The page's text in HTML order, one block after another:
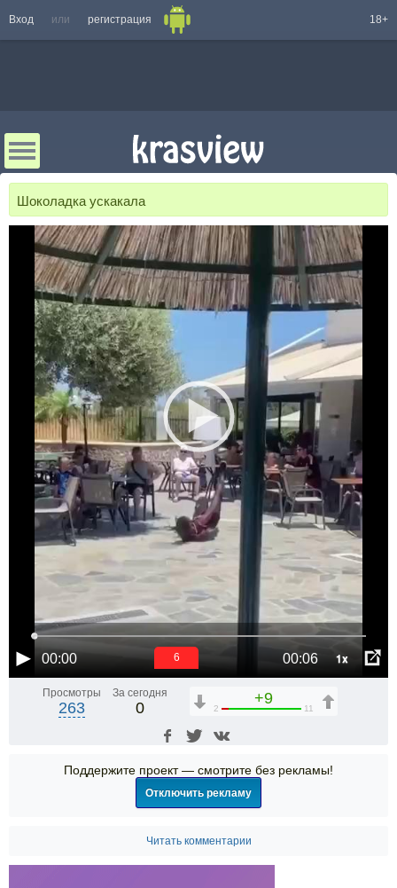
Вход или регистрация 18+
Шоколадка ускакала
00:00 00:06 1x
6
Просмотры
263
За сегодня
0
+9
2 11
Поддержите проект — смотрите без рекламы!
Отключить рекламу
Читать комментарии